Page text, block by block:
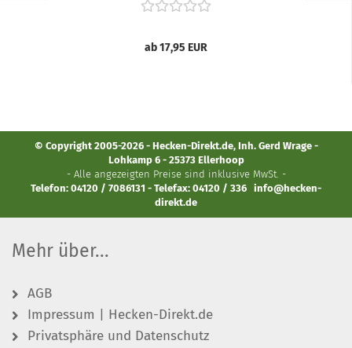
ab 17,95 EUR
© Copyright 2005-2026 - Hecken-Direkt.de, Inh. Gerd Wrage -
Lohkamp 6 - 25373 Ellerhoop
- Alle angezeigten Preise sind inklusive MwSt. -
Telefon: 04120 / 7086131 - Telefax: 04120 / 336 info@hecken-
direkt.de
Mehr über...
AGB
Impressum | Hecken-Direkt.de
Privatsphäre und Datenschutz